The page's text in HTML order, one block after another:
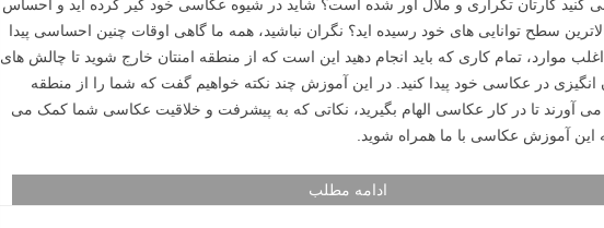
کنید کارتان تکراری و ملال آور شده است؟ شاید در شیوه عکاسی خود گیر کرده اید و احساس
سطح توانایی های خود رسیده اید؟ نگران نباشید، همه ما گاهی اوقات چنین احساسی پیدا
موارد، تمام کاری که باید انجام دهید این است که از منطقه امنتان خارج شوید تا چالش های
انگیزی در عکاسی خود پیدا کنید. در این آموزش چند نکته خواهیم گفت که شما را از منطقه
می آورند تا در کار عکاسی الهام بگیرید، نکاتی که به پیشرفت و خلاقیت عکاسی شما کمک می
این آموزش عکاسی با ما همراه شوید.
ادامه مطلب